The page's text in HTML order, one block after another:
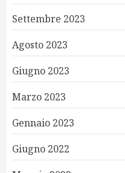
Settembre 2023
Agosto 2023
Giugno 2023
Marzo 2023
Gennaio 2023
Giugno 2022